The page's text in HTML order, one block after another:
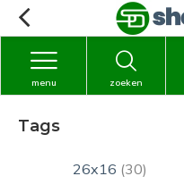
zoeken
menu
Tags
26x16 (30)